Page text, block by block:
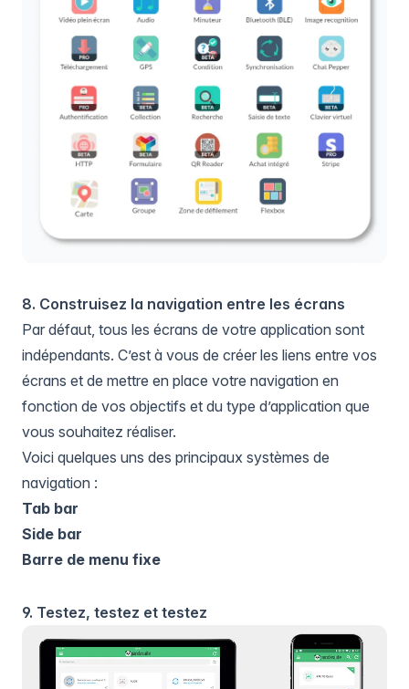
8. Construisez la navigation entre les écrans
Par défaut, tous les écrans de votre application sont
indépendants. C’est à vous de créer les liens entre vos
écrans et de mettre en place votre navigation en
fonction de vos objectifs et du type d’application que
vous souhaitez réaliser.
Voici quelques uns des principaux systèmes de
navigation :
Tab bar
Side bar
Barre de menu fixe
9. Testez, testez et testez